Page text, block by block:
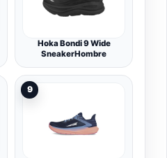
Hoka Bondi 9 Wide
SneakerHombre
9